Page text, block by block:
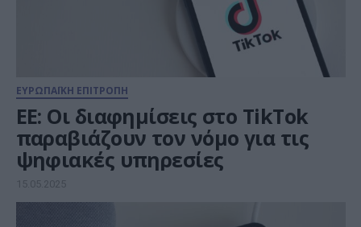
ΕΥΡΩΠΑΪΚΗ ΕΠΙΤΡΟΠΗ
ΕΕ: Οι διαφημίσεις στο TikTok
παραβιάζουν τον νόμο για τις
ψηφιακές υπηρεσίες
15.05.2025